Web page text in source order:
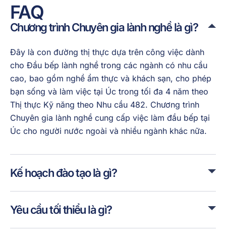
FAQ
Chương trình Chuyên gia lành nghề là gì?
Đây là con đường thị thực dựa trên công việc dành
cho Đầu bếp lành nghề trong các ngành có nhu cầu
cao, bao gồm nghề ẩm thực và khách sạn, cho phép
bạn sống và làm việc tại Úc trong tối đa 4 năm theo
Thị thực Kỹ năng theo Nhu cầu 482. Chương trình
Chuyên gia lành nghề cung cấp việc làm đầu bếp tại
Úc cho người nước ngoài và nhiều ngành khác nữa.
Kế hoạch đào tạo là gì?
Yêu cầu tối thiểu là gì?